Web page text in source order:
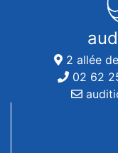
2 allée
02 62